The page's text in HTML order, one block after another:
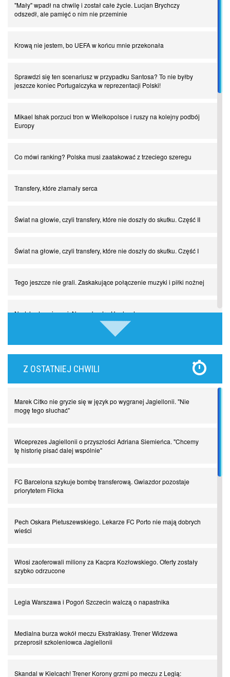
"Mały" wpadł na chwilę i został całe życie. Lucjan Brychczy
odszedł, ale pamięć o nim nie przeminie
Krową nie jestem, bo UEFA w końcu mnie przekonała
Sprawdzi się ten scenariusz w przypadku Santosa? To nie byłby
jeszcze koniec Portugalczyka w reprezentacji Polski!
Mikael Ishak porzuci tron w Wielkopolsce i ruszy na kolejny podbój
Europy
Co mówi ranking? Polska musi zaatakować z trzeciego szeregu
Transfery, które złamały serca
Świat na głowie, czyli transfery, które nie doszły do skutku. Część II
Świat na głowie, czyli transfery, które nie doszły do skutku. Część I
Tego jeszcze nie grali. Zaskakujące połączenie muzyki i piłki nożnej
Nadchodzą giganci. Nunez kontra Haaland
Lewandowski kontra Bayern. Czy wilk będzie syty, a owca cała?
Piłkarz z numerem 47. Phil Foden i inne przypadki
Spadkowicze z Serie A. Komu powiemy ciao?
Powrót do Ekstraklasy. Kolejny sen Miedzi Legnica
Chłopak z pizzerii. Kim był zmarły Mino Raiola?
drużynę?
Puyol i Piqué. Piłkarskie duety, za którymi tęsknimy. Część III
Z OSTATNIEJ CHWILI
Marek Citko nie gryzie się w język po wygranej Jagiellonii. "Nie
mogę tego słuchać"
Wiceprezes Jagiellonii o przyszłości Adriana Siemieńca. "Chcemy
tę historię pisać dalej wspólnie"
FC Barcelona szykuje bombę transferową. Gwiazdor pozostaje
priorytetem Flicka
Pech Oskara Pietuszewskiego. Lekarze FC Porto nie mają dobrych
wieści
Włosi zaoferowali miliony za Kacpra Kozłowskiego. Oferty zostały
szybko odrzucone
Legia Warszawa i Pogoń Szczecin walczą o napastnika
Medialna burza wokół meczu Ekstraklasy. Trener Widzewa
przeprosił szkoleniowca Jagiellonii
Skandal w Kielcach! Trener Korony grzmi po meczu z Legią: